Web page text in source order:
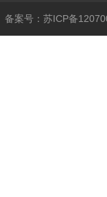
备案号：苏ICP备